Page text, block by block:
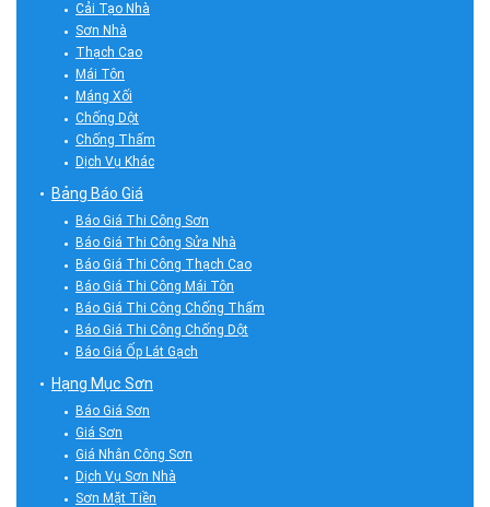
Cải Tạo Nhà
Sơn Nhà
Thạch Cao
Mái Tôn
Máng Xối
Chống Dột
Chống Thấm
Dịch Vụ Khác
Bảng Báo Giá
Báo Giá Thi Công Sơn
Báo Giá Thi Công Sửa Nhà
Báo Giá Thi Công Thạch Cao
Báo Giá Thi Công Mái Tôn
Báo Giá Thi Công Chống Thấm
Báo Giá Thi Công Chống Dột
Báo Giá Ốp Lát Gạch
Hạng Mục Sơn
Báo Giá Sơn
Giá Sơn
Giá Nhân Công Sơn
Dịch Vụ Sơn Nhà
Sơn Mặt Tiền